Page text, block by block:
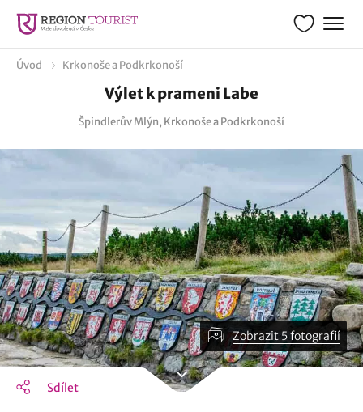
Úvod Krkonoše a Podkrkonoší
Výlet k prameni Labe
Špindlerův Mlýn, Krkonoše a Podkrkonoší
Zobrazit 5 fotografií
Sdílet